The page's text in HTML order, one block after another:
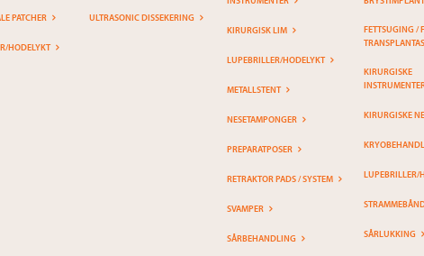
PATCHER
HODELYKT
ULTRASONIC DISSEKERING
KIRURGISK LIM
LUPEBRILLER/HODELYKT
METALLSTENT
NESETAMPONGER
PREPARATPOSER
RETRAKTOR PADS / SYSTEM
SVAMPER
SÅRBEHANDLING
FETTSUGING /
KIRURGISKE
KIRURGISKE
LUPEBRILLER/
SÅRLUKKING